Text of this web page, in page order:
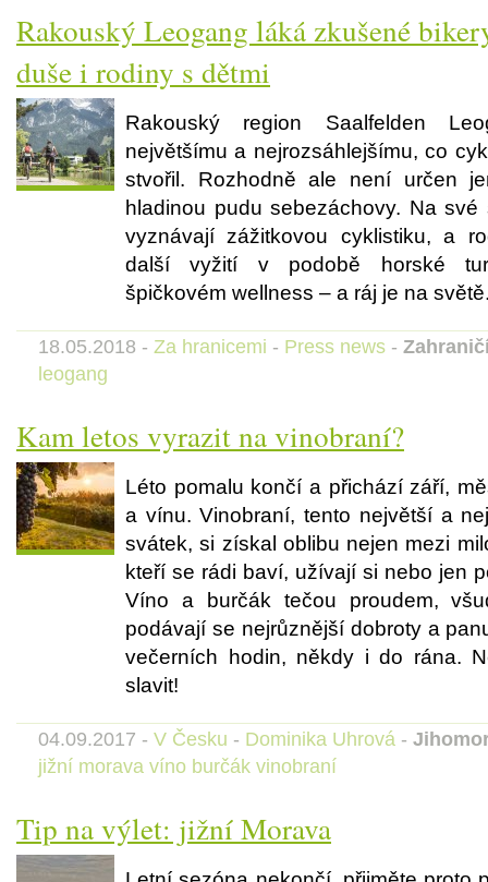
Rakouský Leogang láká zkušené
duše i rodiny s dětmi
Rakouský region Saalfelden
největšímu a nejrozsáhlejšímu, co
stvořil. Rozhodně ale není určen
hladinou pudu sebezáchovy. Na
vyznávají zážitkovou cyklistiku, a
další vyžití v podobě horské
špičkovém wellness – a ráj je na
18.05.2018 - Za hranicemi - Press news -
leogang
Kam letos vyrazit na vinobraní?
Léto pomalu končí a přichází září,
a vínu. Vinobraní, tento největší a
svátek, si získal oblibu nejen mezi
kteří se rádi baví, užívají si nebo jen
Víno a burčák tečou proudem,
podávají se nejrůznější dobroty a
večerních hodin, někdy i do rána.
slavit!
04.09.2017 - V Česku - Dominika Uhrová -
jižní morava víno burčák vinobraní
Tip na výlet: jižní Morava